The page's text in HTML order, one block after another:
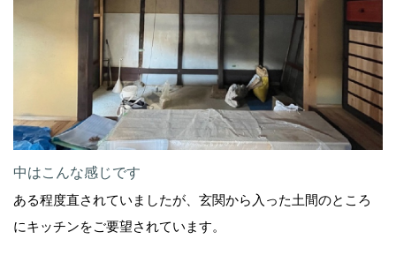
中はこんな感じです
ある程度直されていましたが、玄関から入った土間のところ
にキッチンをご要望されています。